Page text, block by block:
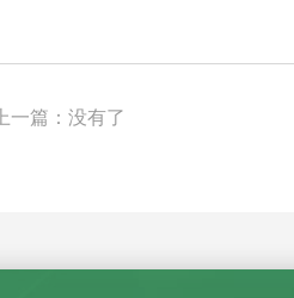
上一篇： 没有了